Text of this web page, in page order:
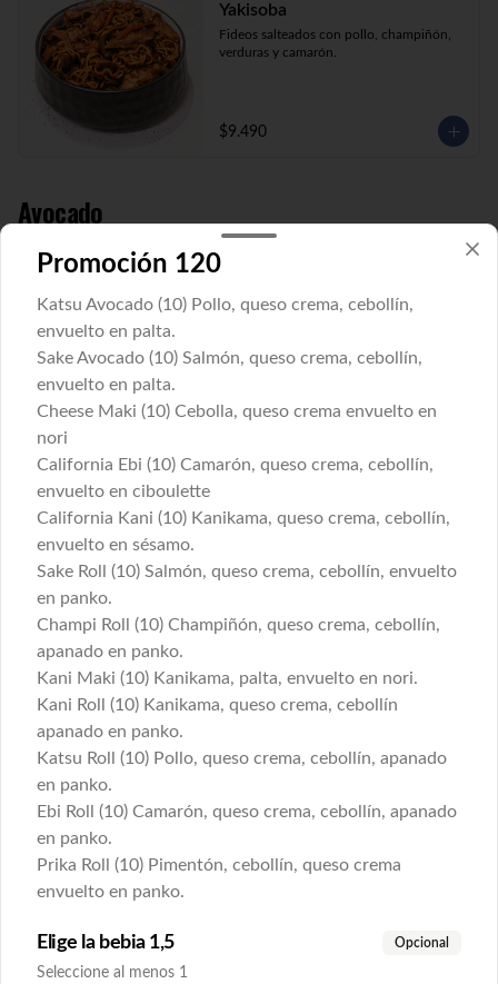
Yakisoba
Fideos salteados con pollo, champiñón,
verduras y camarón.
$9.490
Avocado
Pepino, queso crema y cebollín envuelto
$6.300
envuelto en palta.
Katsu Avocado
Pollo apanado , queso crema y cebollín
Promoción 120
Katsu Avocado (10) Pollo, queso crema, cebollín,
envuelto en palta.
Sake Avocado (10) Salmón, queso crema, cebollín,
envuelto en palta.
Cheese Maki (10) Cebolla, queso crema envuelto en
nori
California Ebi (10) Camarón, queso crema, cebollín,
envuelto en ciboulette
California Kani (10) Kanikama, queso crema, cebollín,
envuelto en sésamo.
Sake Roll (10) Salmón, queso crema, cebollín, envuelto
en panko.
Champi Roll (10) Champiñón, queso crema, cebollín,
apanado en panko.
Kani Maki (10) Kanikama, palta, envuelto en nori.
Kani Roll (10) Kanikama, queso crema, cebollín
apanado en panko.
Katsu Roll (10) Pollo, queso crema, cebollín, apanado
en panko.
Ebi Roll (10) Camarón, queso crema, cebollín, apanado
en panko.
Prika Roll (10) Pimentón, cebollín, queso crema
envuelto en panko.
Elige la bebia 1,5 Opcional
Seleccione al menos 1